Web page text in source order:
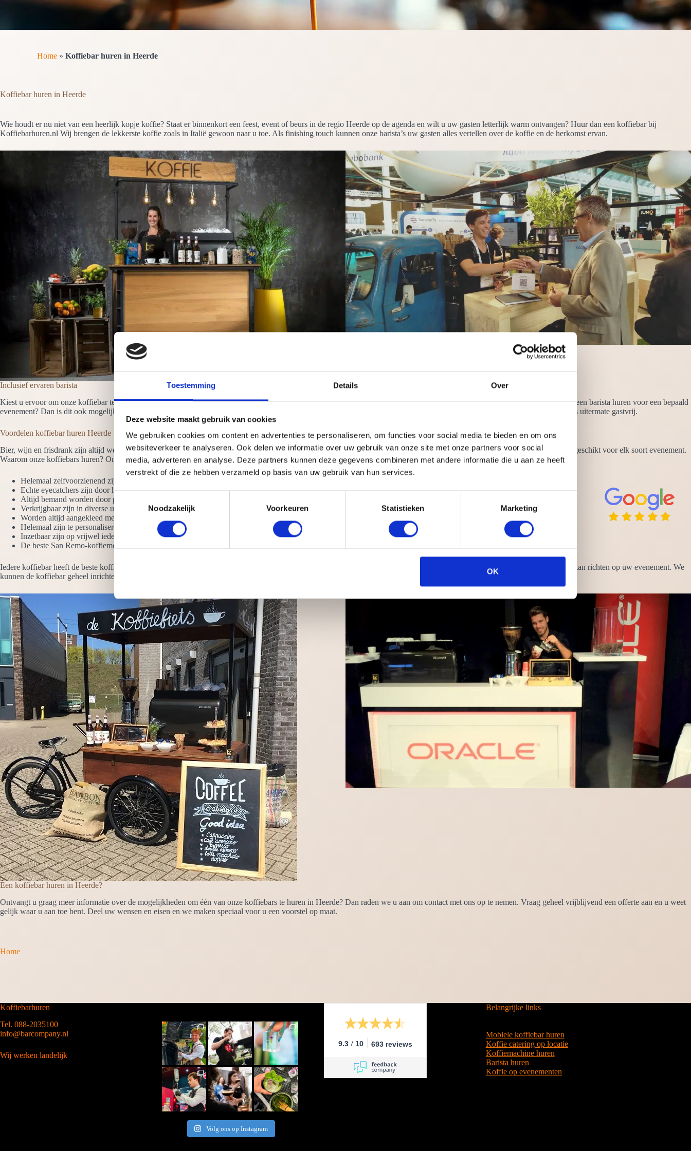
Toestemming Details Over
Deze website maakt gebruik van cookies
We gebruiken cookies om content en advertenties te personaliseren, om functies voor social media te bieden en om ons
websiteverkeer te analyseren. Ook delen we informatie over uw gebruik van onze site met onze partners voor social
media, adverteren en analyse. Deze partners kunnen deze gegevens combineren met andere informatie die u aan ze heeft
verstrekt of die ze hebben verzameld op basis van uw gebruik van hun services.
T
e
s
t
m
i
n
g
s
s
e
l
e
c
t
i
e
Noodzakelijk Voorkeuren Statistieken Marketing
OK
Home» Koffiebar huren in Heerde
Koffiebar huren in Heerde
Wie houdt er nu niet van een heerlijk kopje koffie? Staat er binnenkort een feest, event of beurs in de regio Heerde op de agenda en wilt u uw gasten letterlijk warm ontvangen? Huur dan een koffiebar bij
Koffiebarhuren.nl Wij brengen de lekkerste koffie zoals in Italië gewoon naar u toe. Als finishing touch kunnen onze barista’s uw gasten alles vertellen over de koffie en de herkomst ervan.
Inclusief ervaren barista
Kiest u ervoor om onze koffiebar te huren in Heerde dan is er altijd minimaal één barista die meegaat. Een barista is een Italiaanse benaming voor barman/barvrouw. Wilt u alleen een barista huren voor een bepaald
evenement? Dan is dit ook mogelijk. Een barista ontvangt de gasten en bereidt, decoreert en serveert de koffie. Iedere medewerker heeft een professionele opleiding afgerond en is uitermate gastvrij.
Voordelen koffiebar huren Heerde
Bier, wijn en frisdrank zijn altijd wel voorradig op een evenement maar koffie is ook van belang. Dit populaire drankje kan op ieder moment van de dag gedronken worden en is geschikt voor elk soort evenement.
Waarom onze koffiebars huren? Omdat ze:
Helemaal zelfvoorzienend zijn. We hebben alleen een stroompuntje nodig
Echte eyecatchers zijn door het hoogglans ontwerp en de LED-verlichting
Altijd bemand worden door professionele barista’s die latte art beheersen
Verkrijgbaar zijn in diverse uitvoeringen. Denk aan de koffie werkbank, koffiefiets en de koffie tuk tuk
Worden altijd aangekleed met vazen koffiebonen
Helemaal zijn te personaliseren met jouw logo
Inzetbaar zijn op vrijwel iedere plek, zowel binnen als buiten
De beste San Remo-koffiemolens en espressomachines hebben
Iedere koffiebar heeft de beste koffiemachines, molens en toebehoren. Wij zorgen ervoor dat alles van A tot Z is geregeld. Wij nemen uw zorgen uit handen zodat u zich volledig kan richten op uw evenement. We
kunnen de koffiebar geheel inrichten naar uw wens. Het is mogelijk uw naam of logo op de voorzijde van de koffiebar af te beelden!
Een koffiebar huren in Heerde?
Ontvangt u graag meer informatie over de mogelijkheden om één van onze koffiebars te huren in Heerde? Dan raden we u aan om contact met ons op te nemen. Vraag geheel vrijblijvend een offerte aan en u weet
gelijk waar u aan toe bent. Deel uw wensen en eisen en we maken speciaal voor u een voorstel op maat.
Home
Koffiebarhuren
Tel. 088-2035100
info@barcompany.nl
Wij werken landelijk
Volg ons op Instagram
9.3 / 10 693 reviews
Belangrijke links
Mobiele koffiebar huren
Koffie catering op locatie
Koffiemachine huren
Barista huren
Koffie op evenementen